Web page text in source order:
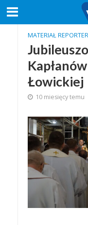
MATERIAŁ
Łowickiej
10 miesięcy temu